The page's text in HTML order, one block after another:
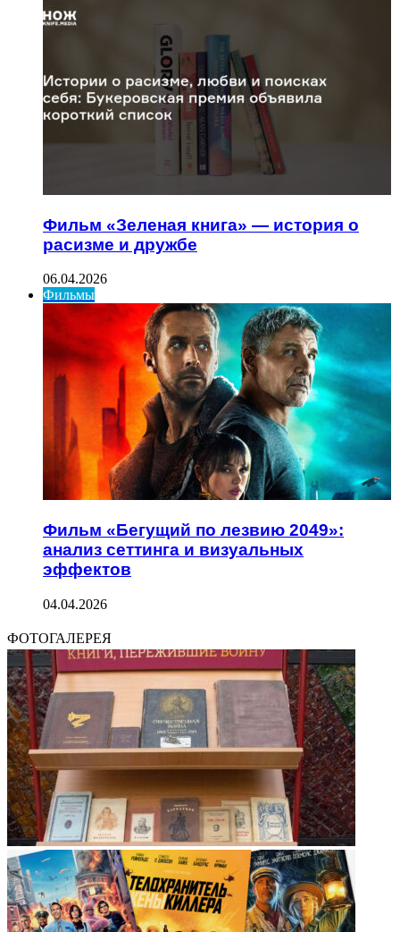
Фильм «Зеленая книга» — история о
расизме и дружбе
06.04.2026
Фильмы
Фильм «Бегущий по лезвию 2049»:
анализ сеттинга и визуальных
эффектов
04.04.2026
ФОТОГАЛЕРЕЯ